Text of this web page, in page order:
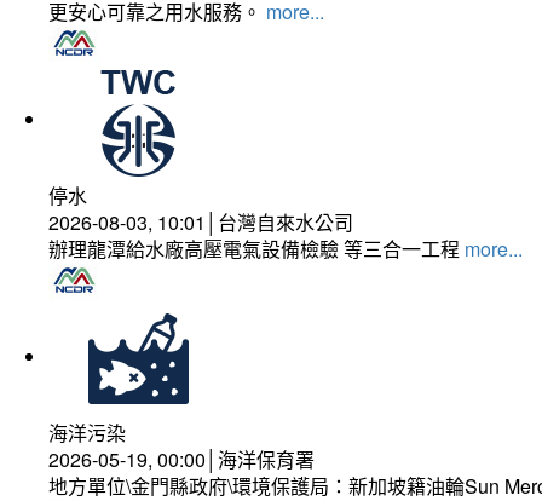
更安心可靠之用水服務。 more...
停水
2026-08-03, 10:01│台灣自來水公司
辦理龍潭給水廠高壓電氣設備檢驗 等三合一工程 more...
海洋污染
2026-05-19, 00:00│海洋保育署
地方單位\金門縣政府\環境保護局：新加坡籍油輪Sun